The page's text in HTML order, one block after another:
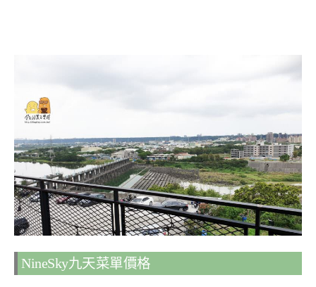
NineSky九天菜單價格